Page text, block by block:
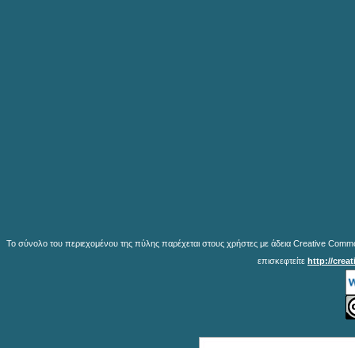
Το σύνολο του περιεχομένου της πύλης παρέχεται στους χρήστες με άδεια Creative
επισκεφτείτε http://